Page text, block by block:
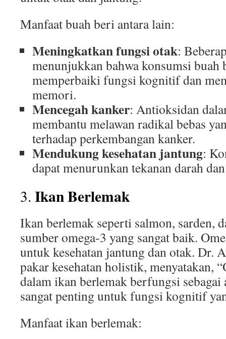
Manfaat buah beri antara lain:
Meningkatkan fungsi otak:
menunjukkan bahwa konsumsi buah
memperbaiki fungsi kognitif dan
memori.
Mencegah kanker: Antioksidan
membantu melawan radikal bebas
terhadap perkembangan kanker.
Mendukung kesehatan jantung:
dapat menurunkan tekanan darah
3. Ikan Berlemak
Ikan berlemak seperti salmon, sarden,
sumber omega-3 yang sangat baik.
untuk kesehatan jantung dan otak. Dr.
pakar kesehatan holistik, menyatakan,
dalam ikan berlemak berfungsi
sangat penting untuk fungsi kognitif
Manfaat ikan berlemak: